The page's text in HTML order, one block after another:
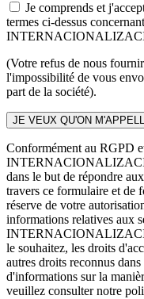
Je comprends et
termes ci-dessus
(Votre refus de nous
l'impossibilité de vous
part de la société).
Conformément au RGPD
dans le but de répondre
travers ce formulaire et de
réserve de votre
informations relatives aux
le souhaitez, les droits
autres droits reconnus
d'informations sur la
veuillez consulter notre